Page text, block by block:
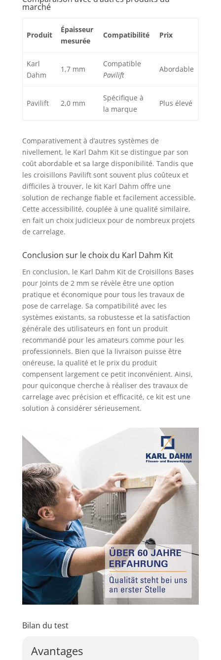
marché
Produit
Épaisseur
mesurée
Compatibilité Prix
Karl
Dahm
1,7 mm
Compatible
Pavilift
Abordable
Pavilift 2,0 mm
Spécifique à
la marque
Plus élevé
Comparativement à d’autres systèmes de
nivellement, le Karl Dahm Kit se distingue par son
coût abordable et sa large disponibilité. Tandis que
les croisillons Pavilift sont souvent plus coûteux et
difficiles à trouver, le kit Karl Dahm offre une
solution de rechange fiable et facilement accessible.
Cette accessibilité, couplée à une qualité similaire,
en fait un choix judicieux pour de nombreux projets
de carrelage.
Conclusion sur le choix du Karl Dahm Kit
En conclusion, le Karl Dahm Kit de Croisillons Bases
pour Joints de 2 mm se révèle être une option
pratique et économique pour tous les travaux de
pose de carrelage. Sa compatibilité avec les
systèmes existants, sa robustesse et la satisfaction
générale des utilisateurs en font un produit
recommandé pour les amateurs comme pour les
professionnels. Bien que la livraison puisse être
onéreuse, la qualité et le prix du produit
compensent largement ce petit inconvénient. Ainsi,
pour quiconque cherche à réaliser des travaux de
carrelage avec précision et efficacité, ce kit est une
solution à considérer sérieusement.
Bilan du test
Avantages